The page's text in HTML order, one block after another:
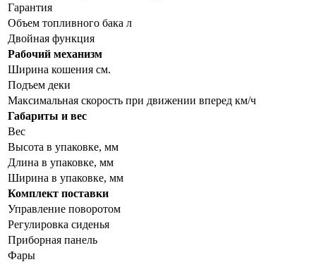
Гарантия
Объем топливного бака л
Двойная функция
Рабочий механизм
Ширина кошения см.
Подъем деки
Максимальная скорость при движении вперед км/ч
Габариты и вес
Вес
Высота в упаковке, мм
Длина в упаковке, мм
Ширина в упаковке, мм
Комплект поставки
Управление поворотом
Регулировка сиденья
Приборная панель
Фары